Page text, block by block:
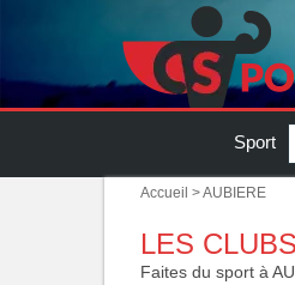
Sport
Accueil > AUBIERE
LES
Faites du sport à